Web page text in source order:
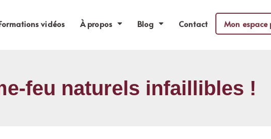
vidéos À propos Blog Contact Mon espace
feu naturels infaillibles !